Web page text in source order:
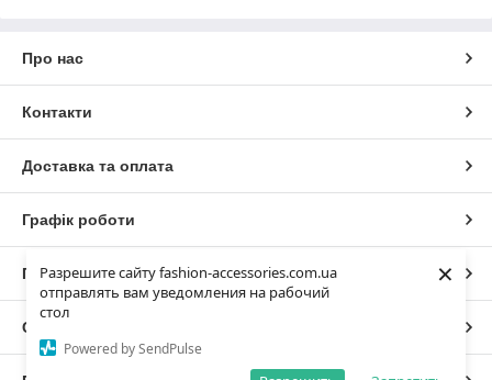
Разрешите сайту fashion-accessories.com.ua
отправлять вам уведомления на рабочий
стол
Powered by SendPulse
×
Про нас
Контакти
Доставка та оплата
Графік роботи
Повна версія сайту
Сайт створено на маркетплейсі